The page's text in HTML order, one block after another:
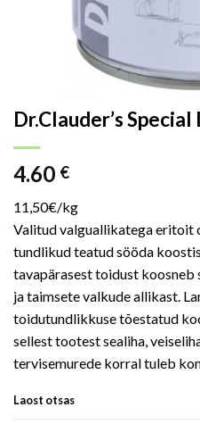
Dr.Clauder’s
4.60 €
11,50€/kg
Valitud valguallikatega eritoit
tundlikud teatud sööda
tavapärasest toidust koosneb
ja taimsete valkude allikast.
toidutundlikkuse tõestatud
sellest tootest sealiha,
tervisemurede korral tuleb
Laost otsas